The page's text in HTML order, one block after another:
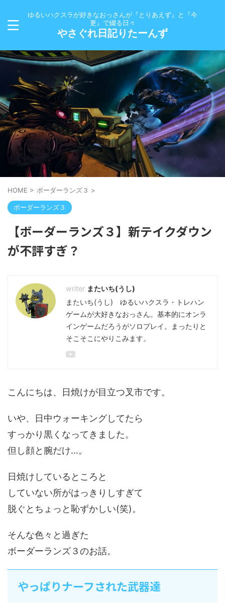
ゆるいハクスラが好きなおっさんが『とりあえず』と『今
更』で綴る日々
やさぐれ日記りたーんず
HOME > ボーダーランズ３ >
ボーダーランズ３
【ボーダーランズ３】新テイクダウン
が不評すぎ？
またいち(うし)
またいち(うし) ゆるいハクスラ・トレハン
ゲームが大好きなおっさん。基本的にオンラ
インゲームだろうがソロプレイ。まったりと
そこそこにやりこみます。
こんにちは、日焼けが目立つ叉市です。
いや、日中ウォーキングしてたら
すっかり黒くなってきました。
但し顔と腕だけ…。
日焼けしているところと
していない所がはっきりしすぎて
脱ぐとちょっと恥ずかしい(笑)。
そんな色々と過ぎた
ボーダーランズ３のお話。
やっぱりナーフされた武器達